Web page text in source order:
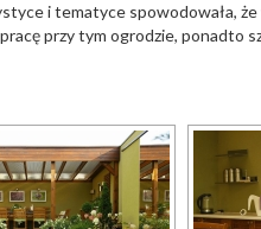
i tematyce spowodowała,
przy tym ogrodzie, ponadto